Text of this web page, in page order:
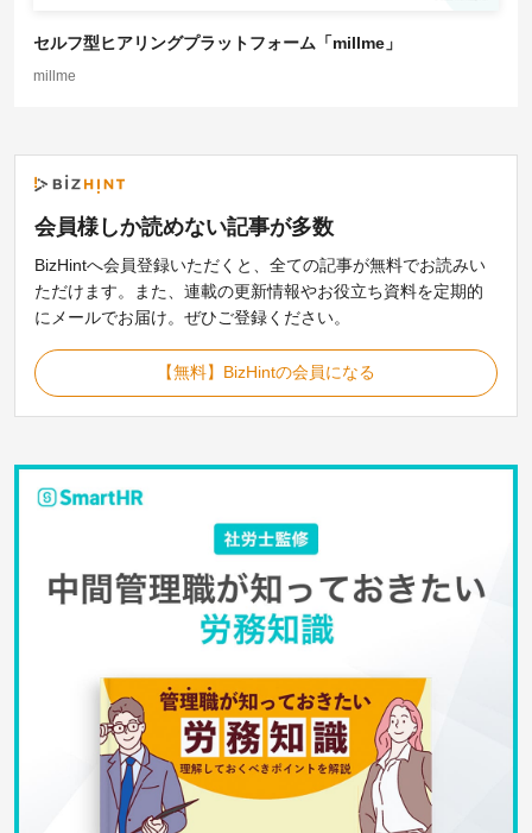
セルフ型ヒアリングプラットフォーム「millme」
millme
会員様しか読めない記事が多数
BizHintへ会員登録いただくと、全ての記事が無料でお読みい
ただけます。また、連載の更新情報やお役立ち資料を定期的
にメールでお届け。ぜひご登録ください。
【無料】BizHintの会員になる